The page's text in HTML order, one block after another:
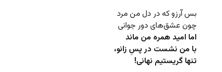
بس آرزو که در دل من مرد
چون عشق‌های دور جوانی
اما امید همره من ماند
با من نشست در پسِ زانو،
تنها گریستیم نهانی!